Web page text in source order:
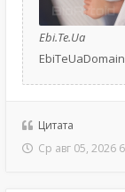
Ebi.Te.Ua
Цитата
Ср авг 05, 2026